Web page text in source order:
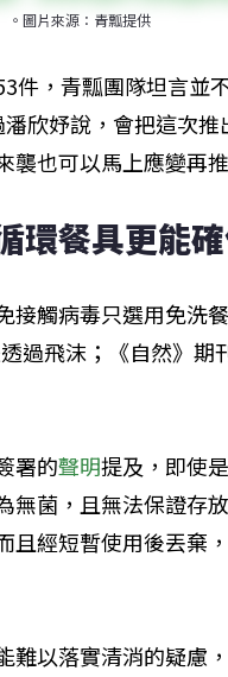
。圖片來源：青瓢提供
件，青瓢團隊坦言並
欣妤說，會把這次
也可以馬上應變再
環餐具更能
接觸病毒只選用免洗
過飛沫；《自然》期
署的聲明提及，即使
無菌，且無法保證存
且經短暫使用後丟棄
難以落實清消的疑慮